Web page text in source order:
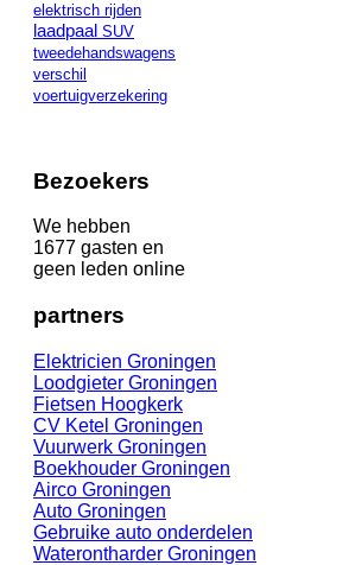
elektrisch rijden
laadpaal SUV
tweedehandswagens
verschil
voertuigverzekering
Bezoekers
We hebben
1677 gasten en
geen leden online
partners
Elektricien Groningen
Loodgieter Groningen
Fietsen Hoogkerk
CV Ketel Groningen
Vuurwerk Groningen
Boekhouder Groningen
Airco Groningen
Auto Groningen
Gebruike auto onderdelen
Waterontharder Groningen